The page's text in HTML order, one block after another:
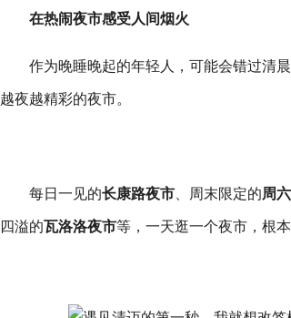
在热闹夜市感受人间烟火
作为晚睡晚起的年轻人，可能会错过清
越夜越精彩的夜市。
每日一见的长康路夜市、周末限定的周
四溢的瓦洛洛夜市等，一天逛一个夜市，根本